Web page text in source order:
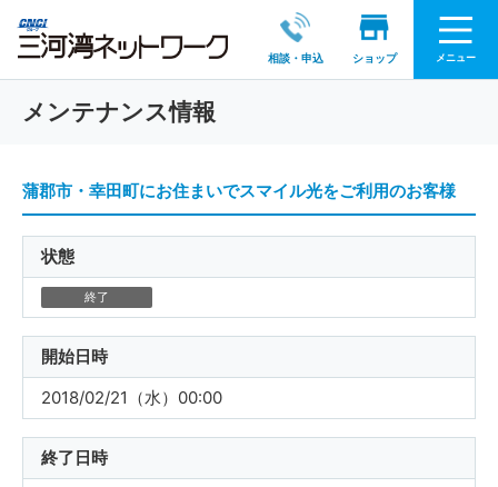
相談・申込 ショップ メニュー
メンテナンス情報
蒲郡市・幸田町にお住まいでスマイル光をご利用のお客様
状態
終了
開始日時
2018/02/21（水）00:00
終了日時